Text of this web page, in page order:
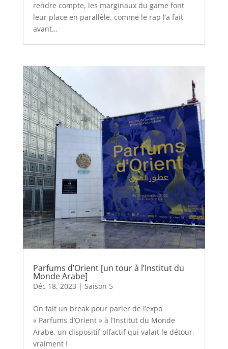
rendre compte, les marginaux du game font
leur place en parallèle, comme le rap l’a fait
avant…
Parfums d’Orient [un tour à l’Institut du
Monde Arabe]
Déc 18, 2023 | Saison 5
On fait un break pour parler de l’expo
« Parfums d’Orient » à l’Institut du Monde
Arabe, un dispositif olfactif qui valait le détour,
vraiment !